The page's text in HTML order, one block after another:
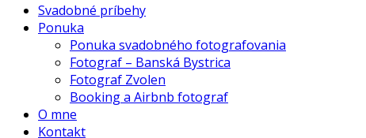
Svadobné príbehy
Ponuka
Ponuka svadobného fotografovania
Fotograf – Banská Bystrica
Fotograf Zvolen
Booking a Airbnb fotograf
O mne
Kontakt